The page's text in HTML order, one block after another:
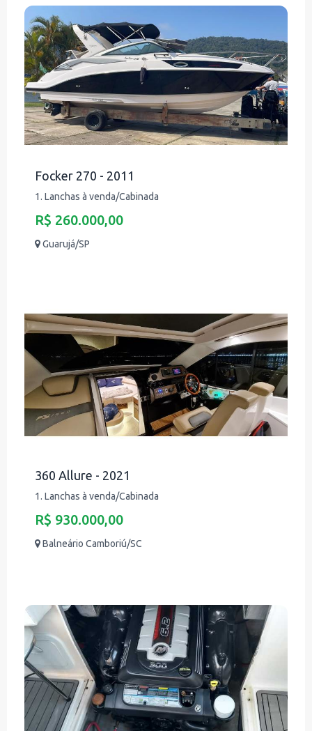
Focker 270 - 2011
1. Lanchas à venda/Cabinada
R$ 260.000,00
Guarujá/SP
360 Allure - 2021
1. Lanchas à venda/Cabinada
R$ 930.000,00
Balneário Camboriú/SC